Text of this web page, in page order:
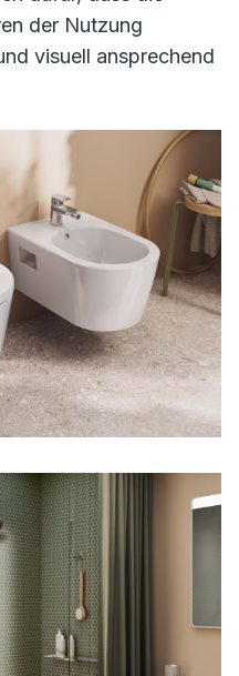
der Nutzung
visuell ansprechend